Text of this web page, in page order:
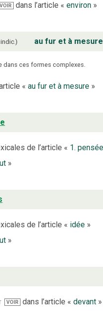
VOIR dans l’article « environ»
au fur et à
dans ces formes complexes.
« au fur et à mesure»
de l’article « 1.
»
de l’article « idée »
»
VOIR dans l’article « devant»